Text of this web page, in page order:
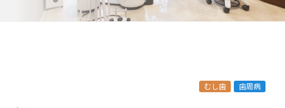
歯周病
むし歯